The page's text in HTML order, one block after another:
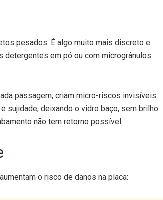
pesados. É algo muito mais discreto e
em pó ou com microgrânulos
passagem, criam micro-riscos invisíveis
sujidade, deixando o vidro baço, sem brilho
não tem retorno possível.
o risco de danos na placa: